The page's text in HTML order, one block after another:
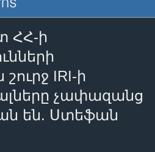
ԿԱՆՈՆԱԴՐՈՒԹՅՈՒՆ
ՀՀ-ի
IRI-ի
չափազանց
են. Ստեֆան